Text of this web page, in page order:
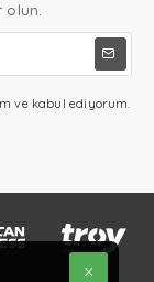
olun.
ve kabul ediyorum.
X